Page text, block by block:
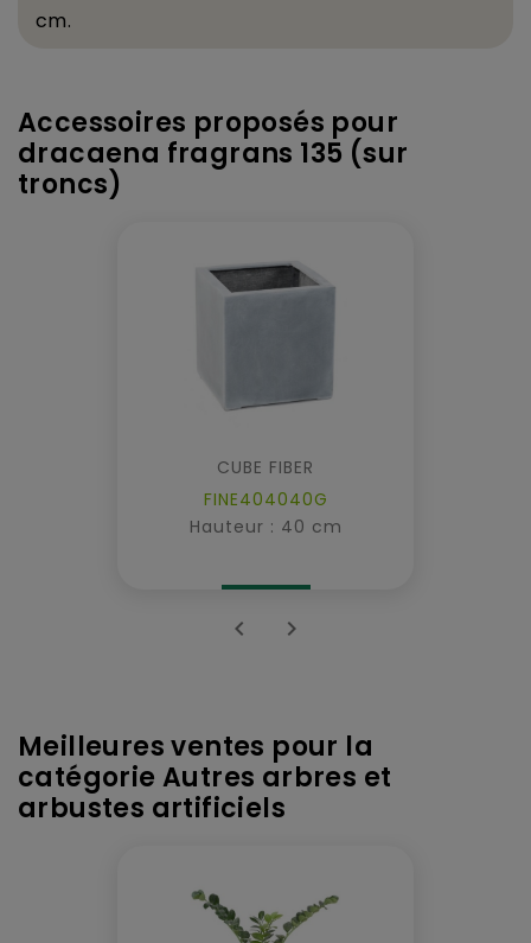
cm.
Accessoires proposés pour
dracaena fragrans 135 (sur
troncs)
CUBE FIBER
FINE404040G
Hauteur : 40 cm
 
Meilleures ventes pour la
catégorie Autres arbres et
arbustes artificiels